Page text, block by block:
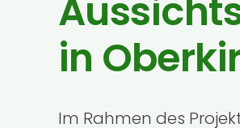
in
Im Rahmen des